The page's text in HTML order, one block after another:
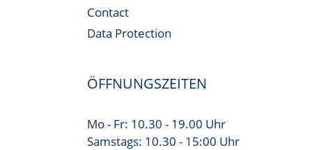
Contact
Data Protection
ÖFFNUNGSZEITEN
Mo - Fr: 10.30 - 19.00 Uhr
Samstags: 10.30 - 15:00 Uhr